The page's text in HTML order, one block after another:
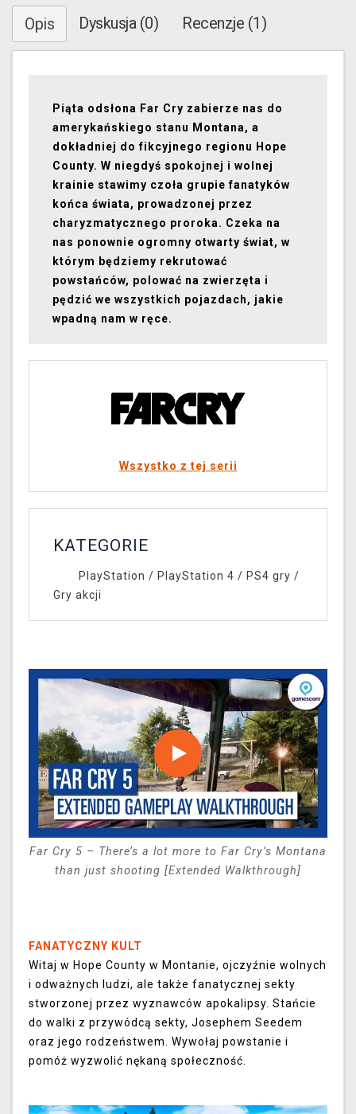
Opis Dyskusja (0) Recenzje (1)
Piąta odsłona Far Cry zabierze nas do
amerykańskiego stanu Montana, a
dokładniej do fikcyjnego regionu Hope
County. W niegdyś spokojnej i wolnej
krainie stawimy czoła grupie fanatyków
końca świata, prowadzonej przez
charyzmatycznego proroka. Czeka na
nas ponownie ogromny otwarty świat, w
którym będziemy rekrutować
powstańców, polować na zwierzęta i
pędzić we wszystkich pojazdach, jakie
wpadną nam w ręce.
Wszystko z tej serii
KATEGORIE
PlayStation / PlayStation 4 / PS4 gry /
Gry akcji
Far Cry 5 – There’s a lot more to Far Cry’s Montana
than just shooting [Extended Walkthrough]
FANATYCZNY KULT
Witaj w Hope County w Montanie, ojczyźnie wolnych
i odważnych ludzi, ale także fanatycznej sekty
stworzonej przez wyznawców apokalipsy. Stańcie
do walki z przywódcą sekty, Josephem Seedem
oraz jego rodzeństwem. Wywołaj powstanie i
pomóż wyzwolić nękaną społeczność.